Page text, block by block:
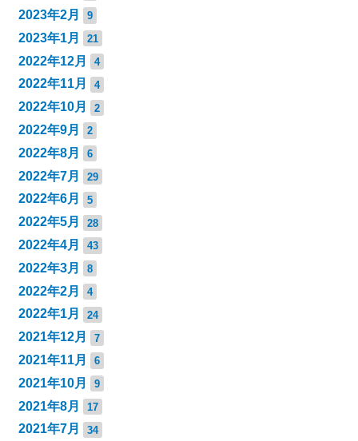
2023年2月 9
2023年1月 21
2022年12月 4
2022年11月 4
2022年10月 2
2022年9月 2
2022年8月 6
2022年7月 29
2022年6月 5
2022年5月 28
2022年4月 43
2022年3月 8
2022年2月 4
2022年1月 24
2021年12月 7
2021年11月 6
2021年10月 9
2021年8月 17
2021年7月 34